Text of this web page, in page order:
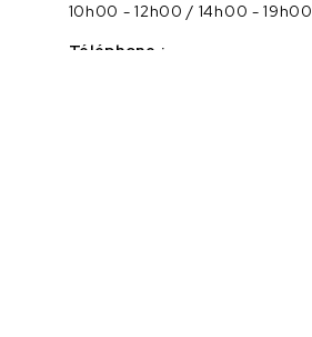
10h00 - 12h00 / 14h00 - 19h00
Téléphone :